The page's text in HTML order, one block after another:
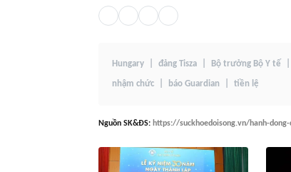
Hungary đảng Tisza Bộ trưởng Bộ Y tế
nhậm chức báo Guardian tiền lệ
Nguồn SK&ĐS: https://suckhoedoisong.vn/hanh-